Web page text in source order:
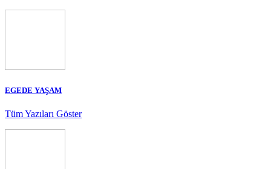
EGEDE YAŞAM
Tüm Yazıları Göster